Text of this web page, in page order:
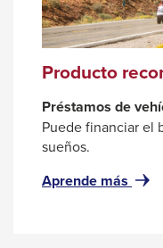
next
part
rather
than
Producto
Préstamos de
Puede financiar el
sueños.
Aprende más